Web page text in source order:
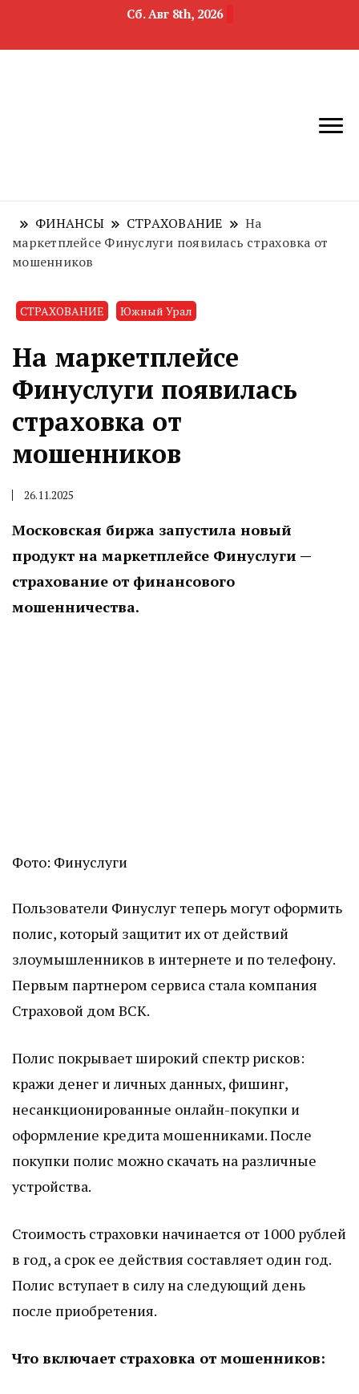
Сб. Авг 8th, 2026
область
недвижимости
ФИНАНСЫ СТРАХОВАНИЕ
На
маркетплейсе Финуслуги появилась страховка от
мошенников
СТРАХОВАНИЕ Южный Урал
На маркетплейсе
Финуслуги появилась
страховка от
мошенников
26.11.2025
Московская биржа запустила новый
продукт на маркетплейсе Финуслуги —
страхование от финансового
мошенничества.
Фото: Финуслуги
Пользователи Финуслуг теперь могут оформить
полис, который защитит их от действий
злоумышленников в интернете и по телефону.
Первым партнером сервиса стала компания
Страховой дом ВСК.
Полис покрывает широкий спектр рисков:
кражи денег и личных данных, фишинг,
несанкционированные онлайн-покупки и
оформление кредита мошенниками. После
покупки полис можно скачать на различные
устройства.
Стоимость страховки начинается от 1000 рублей
в год, а срок ее действия составляет один год.
Полис вступает в силу на следующий день
после приобретения.
Что включает страховка от мошенников: